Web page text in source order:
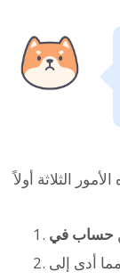
أدى إلى